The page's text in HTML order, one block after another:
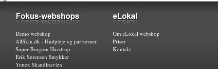
Demo webshop
AllSkin.dk - Hudpleje og parfurmer
Super Brugsen Havdrup
Erik Sørensen Smykker
Yonex Skandinavien
Om eLokal webshop
Priser
Kontakt